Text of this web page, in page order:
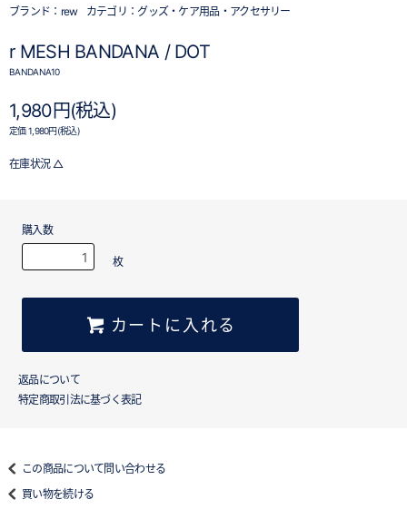
ブランド： rew カテゴリ： グッズ・ケア用品・アクセサリー
r MESH BANDANA / DOT
BANDANA10
1,980円(税込)
定価 1,980円(税込)
在庫状況 △
購入数
枚
カートに入れる
返品について
特定商取引法に基づく表記
この商品について問い合わせる
買い物を続ける